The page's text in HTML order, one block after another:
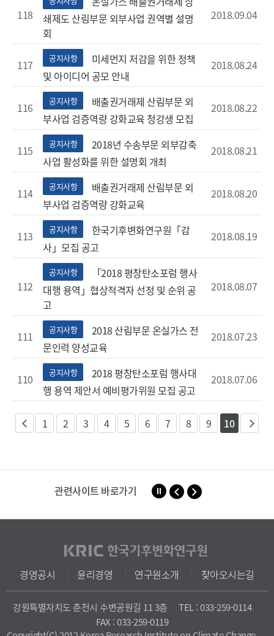
118
쇄제도 산림부문 외부사업 권역별 설명
회
2018.09.04
117 공지사항
미세먼지 저감을 위한 정책
및 아이디어 공모 안내
2018.08.24
116 공지사항
배출권거래제 산림부문 외
부사업 검증역량 강화교육 청강생 모집
2018.08.22
115 공지사항
2018년 수송부문 외부감축
사업 활성화를 위한 설명회 개최
2018.08.21
114 공지사항
배출권거래제 산림부문 외
부사업 검증역량 강화교육
2018.08.20
113 공지사항
한국기후변화연구원「감
사」모집 공고
2018.08.19
112
공지사항
「2018 평창탄소포럼 행사
대행 용역」협상적격자 선정 및 순위 공
고
2018.08.07
111 공지사항
2018 산림부문 온실가스 전
문인력 양성교육
2018.07.23
110 공지사항
2018 평창탄소포럼 행사대
행 용역 제안서 예비평가위원 모집 공고
2018.07.06
1 2 3 4 5 6 7 8 9
10
관련사이트 바로가기
경영공시 윤리경영 연구원소개 찾아오시는길
강원특별자치도 춘천시 수변공원길 11 3층
TEL : 033-259-0114
FAX : 033-259-0119